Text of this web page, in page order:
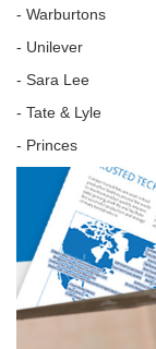
- Warburtons
- Unilever
- Sara Lee
- Tate & Lyle
- Princes